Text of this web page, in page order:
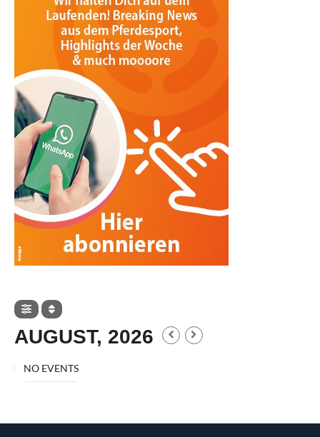
AUGUST, 2026
NO EVENTS